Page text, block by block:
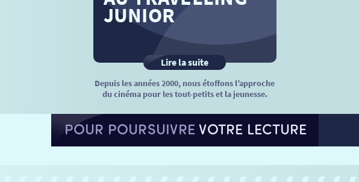
JUNIOR
Lire la suite
Depuis les années 2000, nous étoffons l’approche
du cinéma pour les tout-petits et la jeunesse.
POUR POURSUIVREVOTRE LECTURE